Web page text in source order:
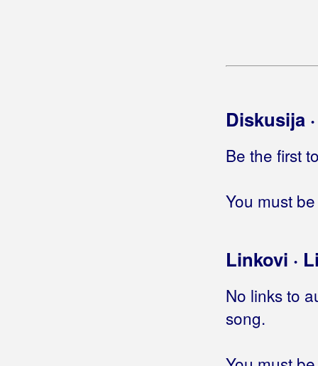
Diskusija
Be the first
You must
Linkovi ·
No links to
song.